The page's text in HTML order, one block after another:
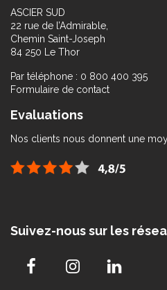
ASCIER SUD
22 rue de l’Admirable,
Chemin Saint-Joseph
84 250 Le Thor
Par téléphone : 0 800 400 395
Formulaire de contact
Evaluations
Nos clients nous donnent une
Suivez-nous sur les